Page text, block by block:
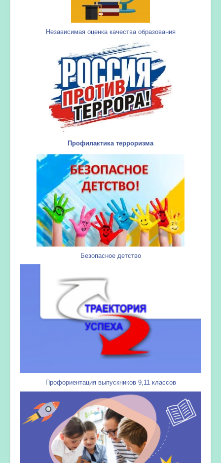
Независимая оценка качества образования
Профилактика терроризма
Безопасное детство
Профориентация выпускников 9,11 классов